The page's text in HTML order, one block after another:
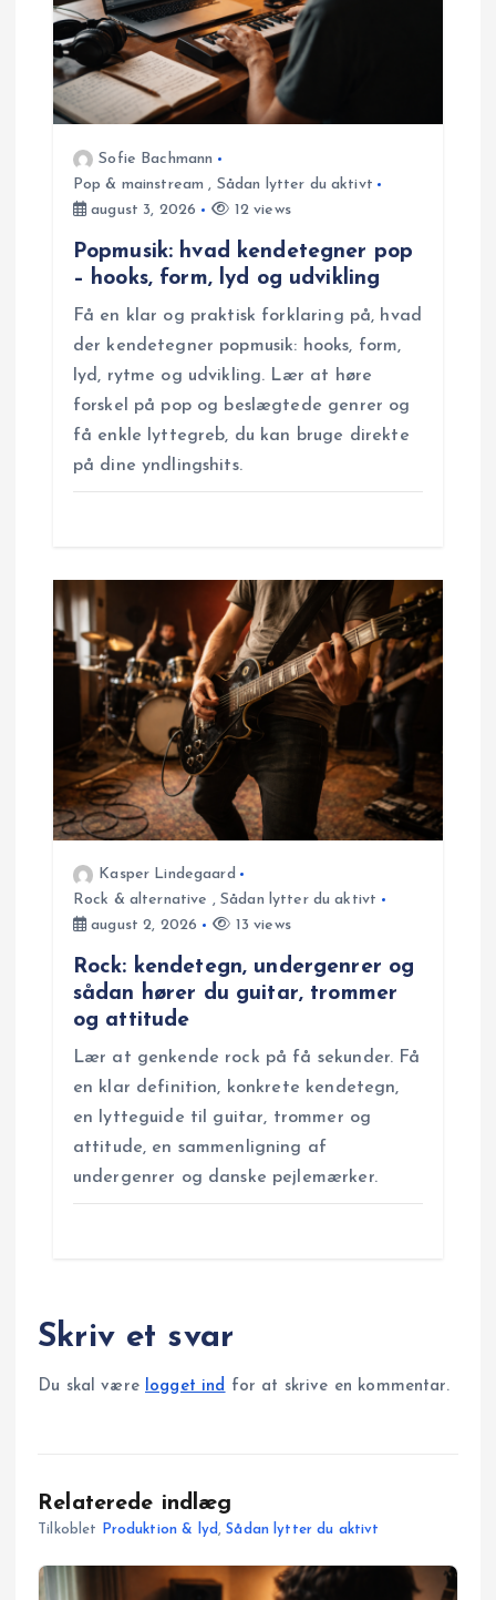
g
a
Sofie Bachmann
Pop & mainstream , Sådan lytter du aktivt
august 3, 2026
12 views
Popmusik: hvad kendetegner pop
– hooks, form, lyd og udvikling
Få en klar og praktisk forklaring på, hvad
der kendetegner popmusik: hooks, form,
lyd, rytme og udvikling. Lær at høre
forskel på pop og beslægtede genrer og
få enkle lyttegreb, du kan bruge direkte
på dine yndlingshits.
Kasper Lindegaard
Rock & alternative , Sådan lytter du aktivt
august 2, 2026
13 views
Rock: kendetegn, undergenrer og
sådan hører du guitar, trommer
og attitude
Lær at genkende rock på få sekunder. Få
en klar definition, konkrete kendetegn,
en lytteguide til guitar, trommer og
attitude, en sammenligning af
undergenrer og danske pejlemærker.
Skriv et svar
Du skal være logget ind for at skrive en kommentar.
Relaterede indlæg
Tilkoblet Produktion & lyd ,Sådan lytter du aktivt